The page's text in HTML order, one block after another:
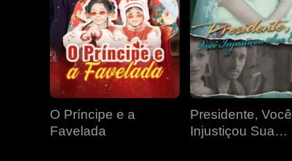
O Príncipe e a
Favelada
Presidente, Você
Injustiçou Sua